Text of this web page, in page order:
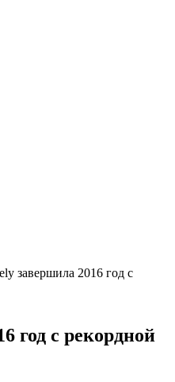
завершила 2016 год с
год с рекордной